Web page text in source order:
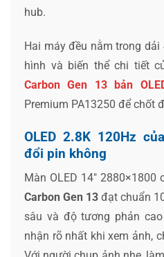
hub.
Hai máy đều nằm trong dải
hình và biến thể chi tiết
Carbon Gen 13 bản
Premium PA13250 để chốt
OLED 2.8K 120Hz
đổi pin không
Màn OLED 14″ 2880×1800
Carbon Gen 13 đạt chuẩn
sâu và độ tương phản
nhận rõ nhất khi xem ảnh,